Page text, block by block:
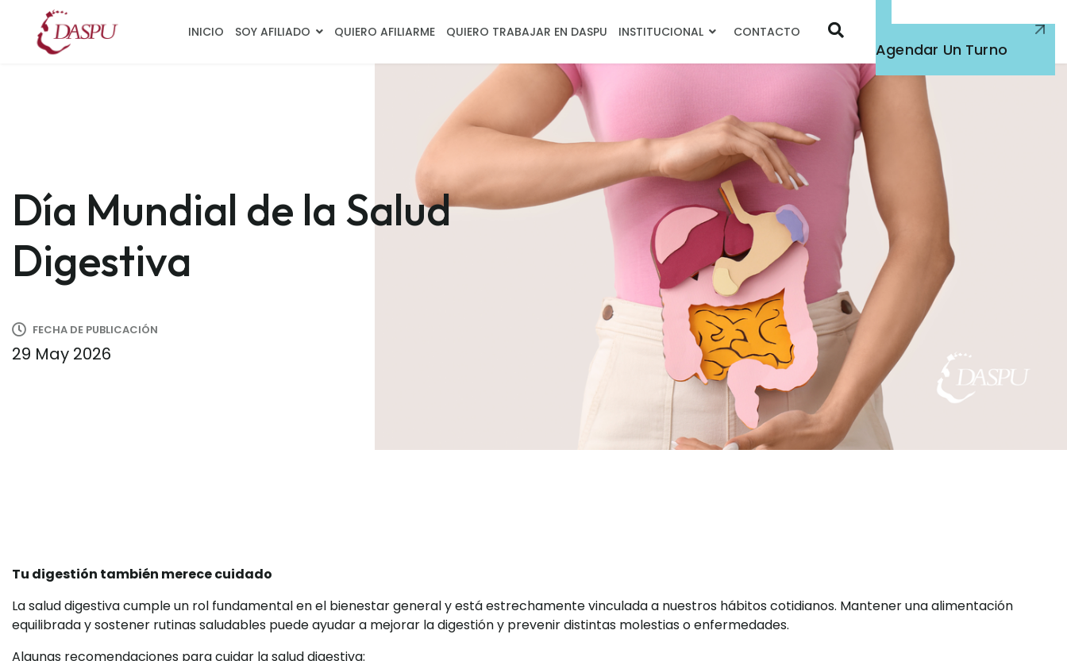
INICIO SOY AFILIADO QUIERO AFILIARME QUIERO TRABAJAR EN DASPU INSTITUCIONAL CONTACTO
Agendar Un Turno
Día Mundial de la Salud
Digestiva
FECHA DE PUBLICACIÓN
29 May 2026
Tu digestión también merece cuidado
La salud digestiva cumple un rol fundamental en el bienestar general y está estrechamente vinculada a nuestros hábitos cotidianos. Mantener una alimentación
equilibrada y sostener rutinas saludables puede ayudar a mejorar la digestión y prevenir distintas molestias o enfermedades.
Algunas recomendaciones para cuidar la salud digestiva: